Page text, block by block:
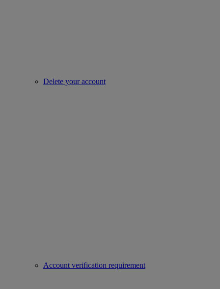
Delete your account
Account verification requirement